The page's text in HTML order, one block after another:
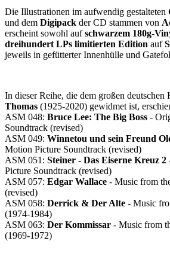
Die Illustrationen im aufwendig gestalteten
und dem Digipack der CD stammen von
erscheint sowohl aufschwarzem 180g-
dreihundert LPs limitierten Edition auf
jeweils in gefütterter Innenhülle und
In dieser Reihe, die dem großen deutschen
Thomas (1925-2020) gewidmet ist,
ASM 048: Bruce Lee: The Big Boss -
Soundtrack (revised)
ASM 049: Winnetou und sein Freund
Motion Picture Soundtrack (revised)
ASM 051: Steiner - Das Eiserne Kreuz 2
Picture Soundtrack (revised)
ASM 057: Edgar Wallace - Music from
(revised)
ASM 058: Derrick & Der Alte - Music
(1974-1984)
ASM 063: Der Kommissar - Music from
(1969-1972)